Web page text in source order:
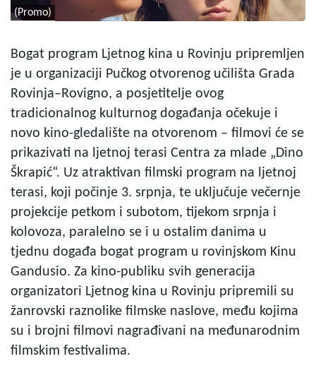
(Promo)
Bogat program Ljetnog kina u Rovinju pripremljen
je u organizaciji Pučkog otvorenog učilišta Grada
Rovinja–Rovigno, a posjetitelje ovog
tradicionalnog kulturnog događanja očekuje i
novo kino-gledalište na otvorenom – filmovi će se
prikazivati na ljetnoj terasi Centra za mlade „Dino
Škrapić“. Uz atraktivan filmski program na ljetnoj
terasi, koji počinje 3. srpnja, te uključuje večernje
projekcije petkom i subotom, tijekom srpnja i
kolovoza, paralelno se i u ostalim danima u
tjednu događa bogat program u rovinjskom Kinu
Gandusio. Za kino-publiku svih generacija
organizatori Ljetnog kina u Rovinju pripremili su
žanrovski raznolike filmske naslove, među kojima
su i brojni filmovi nagrađivani na međunarodnim
filmskim festivalima.